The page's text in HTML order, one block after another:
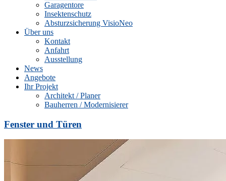
Garagentore
Insektenschutz
Absturzsicherung VisioNeo
Über uns
Kontakt
Anfahrt
Ausstellung
News
Angebote
Ihr Projekt
Architekt / Planer
Bauherren / Modernisierer
Fenster und Türen